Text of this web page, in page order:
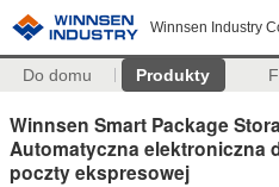
Winnsen Industry
Do domu Produkty
Winnsen Smart Package
Automatyczna elektroniczna
poczty ekspresowej